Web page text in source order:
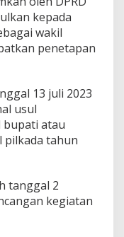
kepada
wakil
penetapan
13 juli 2023
usul
bupati atau
pilkada tahun
tanggal 2
kegiatan